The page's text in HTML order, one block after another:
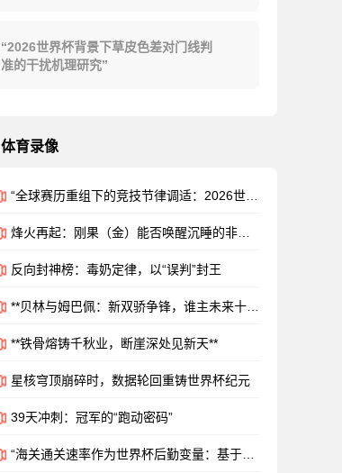
“2026世界杯背景下草皮色差对门线判
准的干扰机理研究”
体育录像
“全球赛历重组下的竞技节律调适：2026世界杯备战体系的拓扑升级路径”
烽火再起：刚果（金）能否唤醒沉睡的非洲足球雄狮？
反向封神榜：毒奶定律，以“误判”封王
**贝林与姆巴佩：新双骄争锋，谁主未来十年沉浮？**
**铁骨熔铸千秋业，断崖深处见新天**
星核穹顶崩碎时，数据轮回重铸世界杯纪元
39天冲刺：冠军的“跑动密码”
“海关通关速率作为世界杯后勤变量：基于多国海关运作体系的战术评估框架”